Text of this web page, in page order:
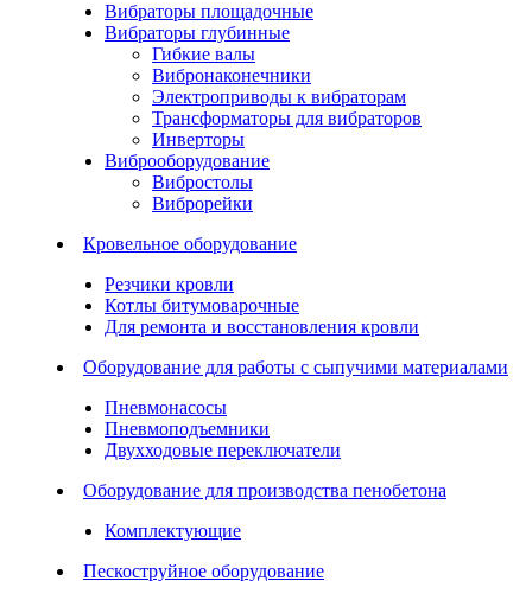
Вибраторы площадочные
Вибраторы глубинные
Гибкие валы
Вибронаконечники
Электроприводы к вибраторам
Трансформаторы для вибраторов
Инверторы
Виброоборудование
Вибростолы
Виброрейки
Кровельное оборудование
Резчики кровли
Котлы битумоварочные
Для ремонта и восстановления кровли
Оборудование для работы с сыпучими материалами
Пневмонасосы
Пневмоподъемники
Двухходовые переключатели
Оборудование для производства пенобетона
Комплектующие
Пескоструйное оборудование